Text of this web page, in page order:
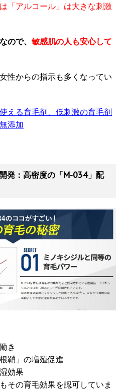
「アルコール」は大きな刺激
ので、 敏感肌の人も安心して
性からの指示も多くなってい
える育毛剤、低刺激の育毛剤
添加
発：高密度の「M-034」配
き
鞘」の増殖促進
効果
その育毛効果を認可していま